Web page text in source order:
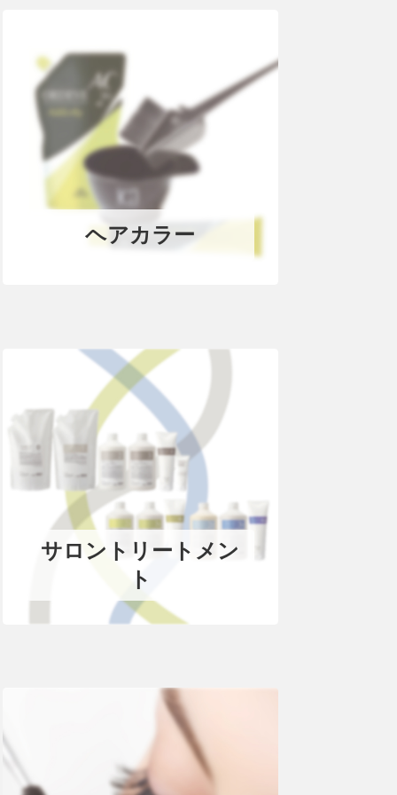
ヘアカラー
サロントリートメン
ト